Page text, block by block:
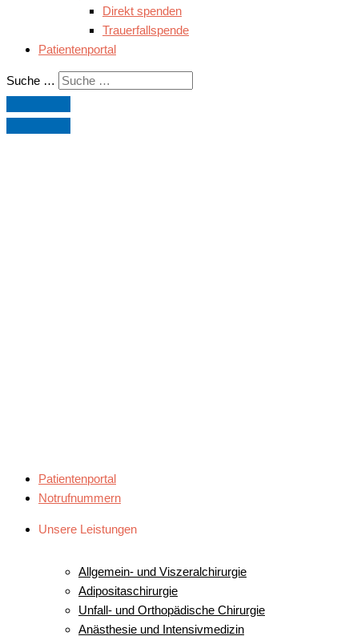
Direkt spenden
Trauerfallspende
Patientenportal
Suche …
Patientenportal
Notrufnummern
Unsere Leistungen
Allgemein- und Viszeralchirurgie
Adipositaschirurgie
Unfall- und Orthopädische Chirurgie
Anästhesie und Intensivmedizin